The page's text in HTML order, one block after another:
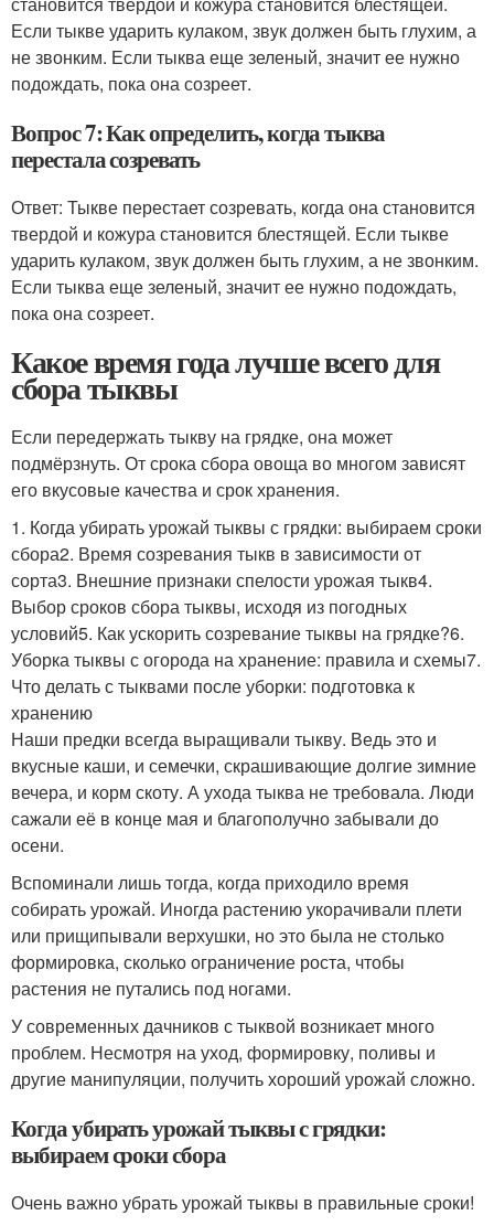
Если тыкве ударить кулаком, звук должен быть глухим, а
не звонким. Если тыква еще зеленый, значит ее нужно
подождать, пока она созреет.
Вопрос 7: Как определить, когда тыква
перестала созревать
Ответ: Тыкве перестает созревать, когда она становится
твердой и кожура становится блестящей. Если тыкве
ударить кулаком, звук должен быть глухим, а не звонким.
Если тыква еще зеленый, значит ее нужно подождать,
пока она созреет.
Какое время года лучше всего для
сбора тыквы
Если передержать тыкву на грядке, она может
подмёрзнуть. От срока сбора овоща во многом зависят
его вкусовые качества и срок хранения.
1. Когда убирать урожай тыквы с грядки: выбираем сроки
сбора2. Время созревания тыкв в зависимости от
сорта3. Внешние признаки спелости урожая тыкв4.
Выбор сроков сбора тыквы, исходя из погодных
условий5. Как ускорить созревание тыквы на грядке?6.
Уборка тыквы с огорода на хранение: правила и схемы7.
Что делать с тыквами после уборки: подготовка к
хранению
Наши предки всегда выращивали тыкву. Ведь это и
вкусные каши, и семечки, скрашивающие долгие зимние
вечера, и корм скоту. А ухода тыква не требовала. Люди
сажали её в конце мая и благополучно забывали до
осени.
Вспоминали лишь тогда, когда приходило время
собирать урожай. Иногда растению укорачивали плети
или прищипывали верхушки, но это была не столько
формировка, сколько ограничение роста, чтобы
растения не путались под ногами.
У современных дачников с тыквой возникает много
проблем. Несмотря на уход, формировку, поливы и
другие манипуляции, получить хороший урожай сложно.
Когда убирать урожай тыквы с грядки:
выбираем сроки сбора
Очень важно убрать урожай тыквы в правильные сроки!